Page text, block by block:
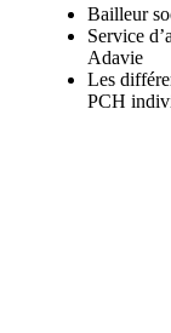
Bailleur
Service
Adavie
Les
PCH